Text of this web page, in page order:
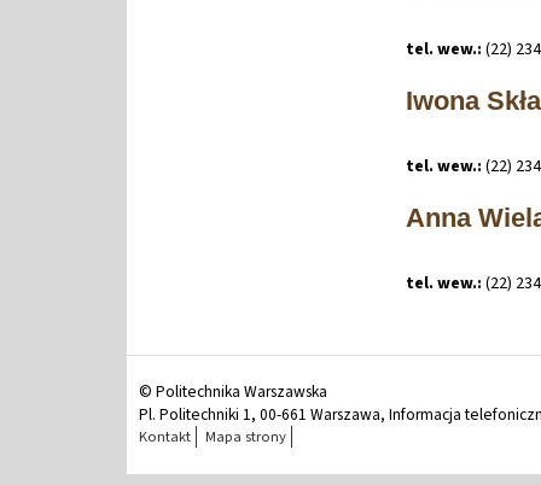
tel. wew.: (22)
Iwona
tel. wew.: (22)
Anna
tel. wew.: (22)
© Politechnika Warszawska
Pl. Politechniki 1, 00-661 Warszawa, Informacja
Kontakt Mapa strony